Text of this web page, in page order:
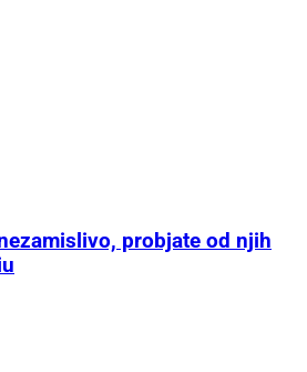
probjate od njih